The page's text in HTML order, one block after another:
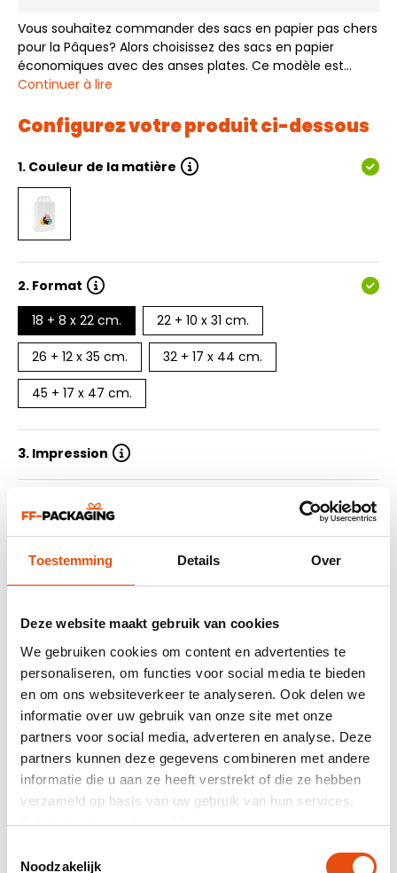
Toestemming Details Over
Deze website maakt gebruik van cookies
We gebruiken cookies om content en advertenties te
personaliseren, om functies voor social media te bieden
en om ons websiteverkeer te analyseren. Ook delen we
informatie over uw gebruik van onze site met onze
partners voor social media, adverteren en analyse. Deze
partners kunnen deze gegevens combineren met andere
informatie die u aan ze heeft verstrekt of die ze hebben
verzameld op basis van uw gebruik van hun services.
Bekijk hier decookiemelding.
Noodzakelijk
Vous souhaitez commander des sacs en papier pas chers
pour la Pâques? Alors choisissez des sacs en papier
économiques avec des anses plates. Ce modèle est
réalisé en papier kraft blanc et imprimé sur une face d'un
Oeufs de Pâques sont disponibles s…
Continuer à lire
Configurez votre produit ci-dessous
1. Couleur de la matière
2. Format
18 + 8 x 22 cm.
22 + 10 x 31 cm.
26 + 12 x 35 cm. 32 + 17 x 44 cm.
45 + 17 x 47 cm.
3. Impression
4. Nombre de couleurs d'impression
5. Quantité
7. Soummetre le design
Résumé
464 avis
Prix total
hors TVA1,18 €*
Envoyez-moi un récapitulatif par courriel.